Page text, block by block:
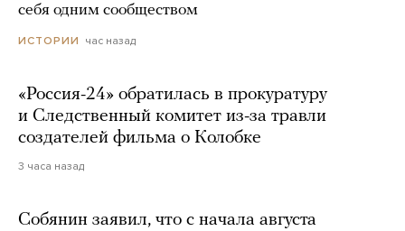
себя одним сообществом
ИСТОРИИ час назад
«Россия-24» обратилась в прокуратуру
и Следственный комитет из-за травли
создателей фильма о Колобке
3 часа назад
Собянин заявил, что с начала августа